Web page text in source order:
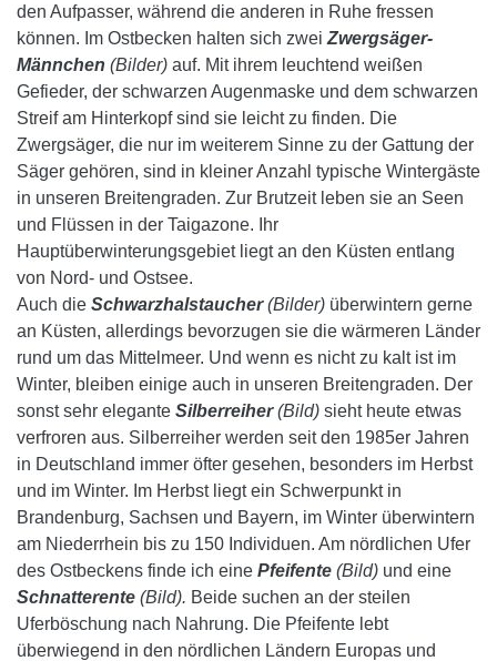
den Aufpasser, während die anderen in Ruhe fressen
können. Im Ostbecken halten sich zwei Zwergsäger-
Männchen (Bilder) auf. Mit ihrem leuchtend weißen
Gefieder, der schwarzen Augenmaske und dem schwarzen
Streif am Hinterkopf sind sie leicht zu finden. Die
Zwergsäger, die nur im weiterem Sinne zu der Gattung der
Säger gehören, sind in kleiner Anzahl typische Wintergäste
in unseren Breitengraden. Zur Brutzeit leben sie an Seen
und Flüssen in der Taigazone. Ihr
Hauptüberwinterungsgebiet liegt an den Küsten entlang
von Nord- und Ostsee.
Auch die Schwarzhalstaucher(Bilder) überwintern gerne
an Küsten, allerdings bevorzugen sie die wärmeren Länder
rund um das Mittelmeer. Und wenn es nicht zu kalt ist im
Winter, bleiben einige auch in unseren Breitengraden. Der
sonst sehr elegante Silberreiher(Bild) sieht heute etwas
verfroren aus. Silberreiher werden seit den 1985er Jahren
in Deutschland immer öfter gesehen, besonders im Herbst
und im Winter. Im Herbst liegt ein Schwerpunkt in
Brandenburg, Sachsen und Bayern, im Winter überwintern
am Niederrhein bis zu 150 Individuen. Am nördlichen Ufer
des Ostbeckens finde ich eine Pfeifente (Bild) und eine
Schnatterente (Bild). Beide suchen an der steilen
Uferböschung nach Nahrung. Die Pfeifente lebt
überwiegend in den nördlichen Ländern Europas und